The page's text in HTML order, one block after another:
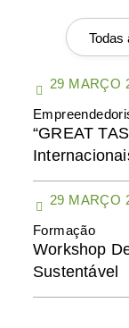
Todas
29 MARÇO
“GREAT
29 MARÇO
Formação
Workshop
Sustentável